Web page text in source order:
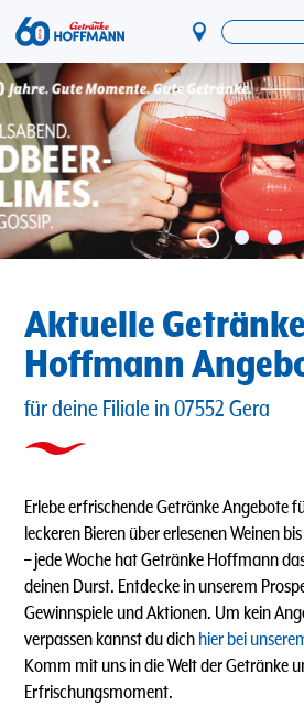
Direkt
zum
Inhalt
Startseite Getränke Hoffmann
Aktuelle Getränke
Hoffmann
für deine Filiale in 07552 Gera
Erlebe erfrischende Getränke Angebote
leckeren Bieren über erlesenen Weinen
–jede Woche hat Getränke Hoffmann
deinen Durst. Entdecke in unserem
Gewinnspiele und Aktionen. Um kein
verpassen kannst du dich hier bei
Komm mit uns in die Welt der Getränke
Erfrischungsmoment.